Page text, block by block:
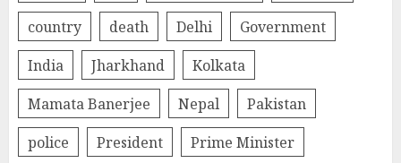
country
death Delhi
Government
India
Jharkhand
Kolkata
Mamata Banerjee
Nepal
Pakistan
police
President Prime Minister